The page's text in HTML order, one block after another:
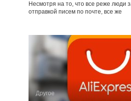
Несмотря на то, что все реже люди
отправкой писем по почте, все же
Другое